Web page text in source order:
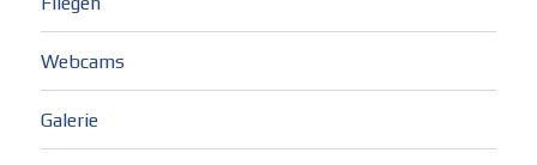
Webcams
Galerie